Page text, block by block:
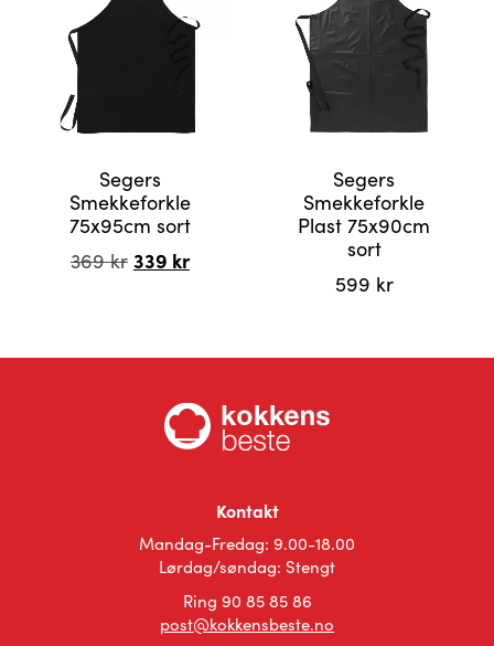
Segers
Smekkeforkle
75x95cm sort
369kr Opprinnelig
339 krNåværende
Segers
Smekkeforkle
Plast 75x90cm
sort
599 kr
Kontakt
Mandag-Fredag: 9.00-18.00
Lørdag/søndag: Stengt
Ring 90 85 85 86
post@kokkensbeste.no